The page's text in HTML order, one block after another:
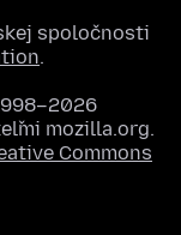
spoločnosti
.
mozilla.org.
Commons